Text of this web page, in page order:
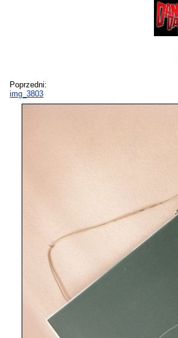
Poprzedni:
img_3803